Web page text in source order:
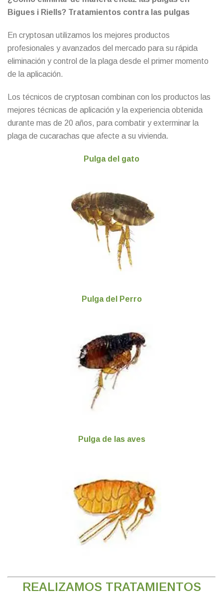
Bigues i Riells? Tratamientos contra las pulgas
En cryptosan utilizamos los mejores productos
profesionales y avanzados del mercado para su rápida
eliminación y control de la plaga desde el primer momento
de la aplicación.
Los técnicos de cryptosan combinan con los productos las
mejores técnicas de aplicación y la experiencia obtenida
durante mas de 20 años, para combatir y exterminar la
plaga de cucarachas que afecte a su vivienda.
Pulga del gato
Pulga del Perro
Pulga de las aves
REALIZAMOS TRATAMIENTOS